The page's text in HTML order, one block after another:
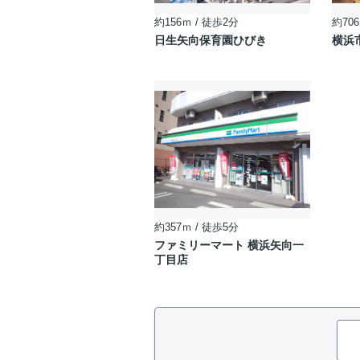
約156ｍ / 徒歩2分
日生矢向保育園ひびき
約
横浜
約357ｍ / 徒歩5分
ファミリーマート 横浜矢向一
丁目店